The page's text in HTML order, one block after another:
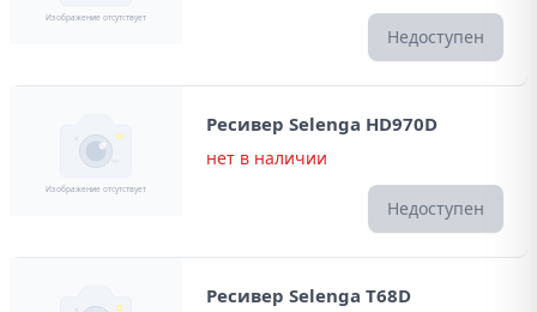
Недоступен
Ресивер Selenga HD970D
нет в наличии
Недоступен
Ресивер Selenga T68D